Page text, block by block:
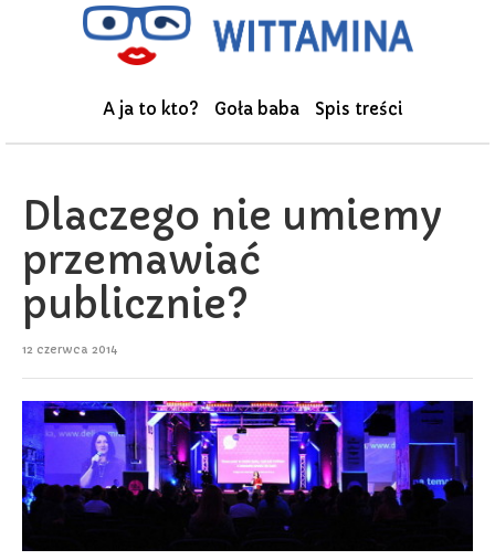
A ja to kto? Goła baba Spis treści
Dlaczego nie umiemy
przemawiać
publicznie?
12 czerwca 2014